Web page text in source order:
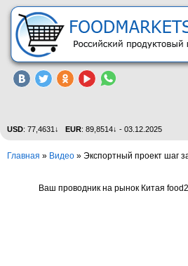
USD: 77,4631↓ EUR: 89,8514↓ - 03.12.2025
Главная » Видео » Экспортный проект шаг
Ваш проводник на рынок Китая